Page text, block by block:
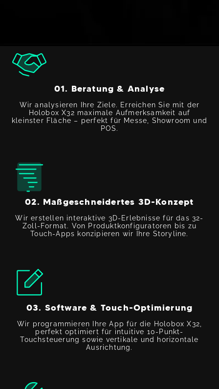
01. Beratung & Analyse
Wir analysieren Ihre Ziele. Erreichen Sie mit der
Holobox X32 maximale Aufmerksamkeit auf
kleinster Fläche – perfekt für Messe, Showroom und
POS.
02. Maßgeschneidertes 3D-Konzept
Wir erstellen interaktive 3D-Erlebnisse für das 32-
Zoll-Format. Von Produktkonfiguratoren bis zu
Touch-Apps konzipieren wir Ihre Storyline.
03. Software & Touch-Optimierung
Wir programmieren Ihre App für die Holobox X32,
perfekt optimiert für intuitive 10-Punkt-
Touchsteuerung sowie vertikale und horizontale
Ausrichtung.